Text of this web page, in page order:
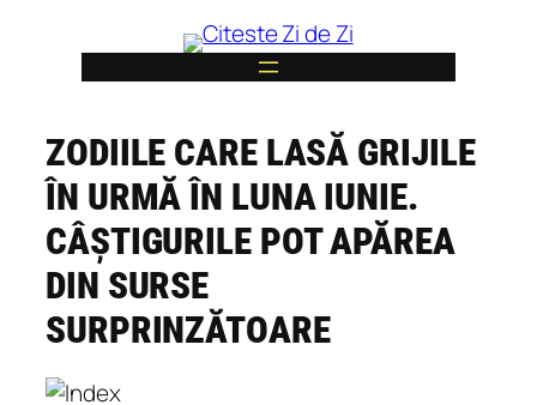
content
ZODIILE CARE LASĂ GRIJILE
ÎN URMĂ ÎN LUNA IUNIE.
CÂȘTIGURILE POT APĂREA
DIN SURSE
SURPRINZĂTOARE
6